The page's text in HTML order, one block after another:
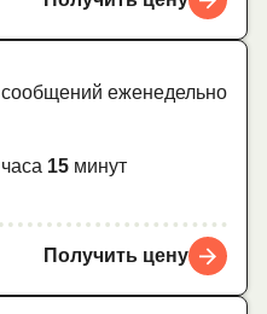
сообщений еженедельно
часа 15 минут
Получить цену